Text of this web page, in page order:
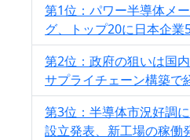
第1位：パワー半導体メ
グ、トップ20に日本企業
第2位：政府の狙いは国
サプライチェーン構築で
第3位：半導体市況好調
設立発表、新工場の稼働